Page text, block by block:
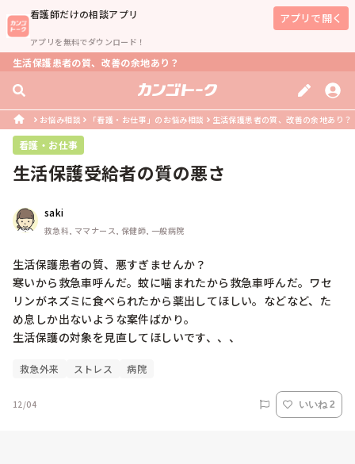
看護師だけの相談アプリ
アプリを無料でダウンロード！
アプリで開く
生活保護患者の質、改善の余地あり？
お悩み相談 「看護・お仕事」のお悩み相談 生活保護患者の質、改善の余地あり？
看護・お仕事
生活保護受給者の質の悪さ
saki
救急科, ママナース, 保健師, 一般病院
生活保護患者の質、悪すぎませんか？
寒いから救急車呼んだ。蚊に噛まれたから救急車呼んだ。ワセ
リンがネズミに食べられたから薬出してほしい。などなど、た
め息しか出ないような案件ばかり。
生活保護の対象を見直してほしいです、、、
救急外来 ストレス 病院
12/04 いいね 2